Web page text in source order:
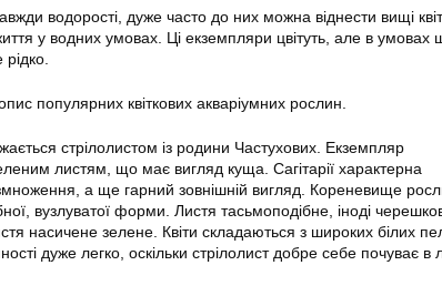
водорості, дуже часто до них можна віднести вищі
у водних умовах. Ці екземпляри цвітуть, але в умовах
популярних квіткових акваріумних рослин
стрілолистом із родини Частухових. Екземпляр
листям, що має вигляд куща. Сагітарії характерна
а ще гарний зовнішній вигляд. Кореневище
вузлуватої форми. Листя тасьмоподібне, іноді
насичене зелене. Квіти складаються з широких білих
дуже легко, оскільки стрілолист добре себе почуває в